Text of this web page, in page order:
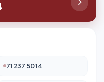
71 237 50 14